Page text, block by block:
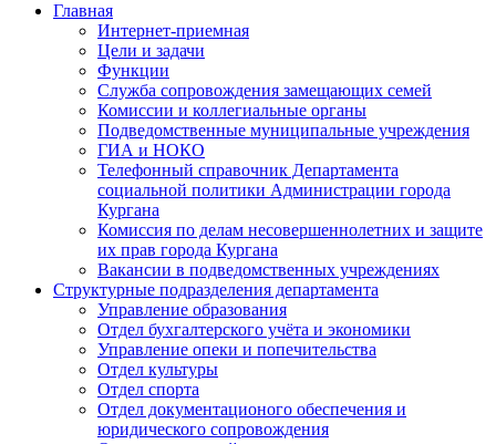
Главная
Интернет-приемная
Цели и задачи
Функции
Служба сопровождения замещающих семей
Комиссии и коллегиальные органы
Подведомственные муниципальные учреждения
ГИА и НОКО
Телефонный справочник Департамента
социальной политики Администрации города
Кургана
Комиссия по делам несовершеннолетних и защите
их прав города Кургана
Вакансии в подведомственных учреждениях
Структурные подразделения департамента
Управление образования
Отдел бухгалтерского учёта и экономики
Управление опеки и попечительства
Отдел культуры
Отдел спорта
Отдел документационого обеспечения и
юридического сопровождения